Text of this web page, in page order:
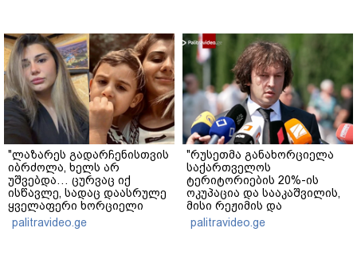
"ლაზარეს გადარჩენისთვის
იბრძოლა, ხელს არ
უშვებდა… ცურვაც იქ
ისწავლე, სადაც დაასრულე
ყველაფერი ხორციელი
ცხოვრებიდან" – რას წერს
ხობში დაღუპული დედა-
palitravideo.ge
"რუსეთმა განახორციელა
საქართველოს
ტერიტორიების 20%-ის
ოკუპაცია და სააკაშვილის,
მისი რეჟიმის და
"ნაცმოძრაობის" ღალატი
ვერანაირად ვერ
palitravideo.ge